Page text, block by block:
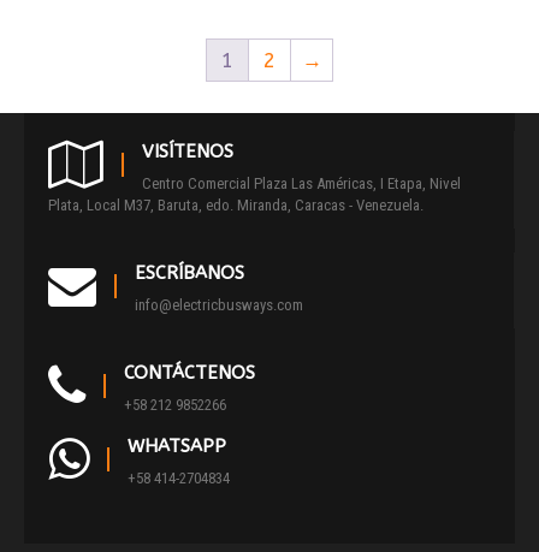
1 2 →
VISÍTENOS
Centro Comercial Plaza Las Américas, I Etapa, Nivel
Plata, Local M37, Baruta, edo. Miranda, Caracas - Venezuela.
ESCRÍBANOS
info@electricbusways.com
CONTÁCTENOS
+58 212 9852266
WHATSAPP
+58 414-2704834